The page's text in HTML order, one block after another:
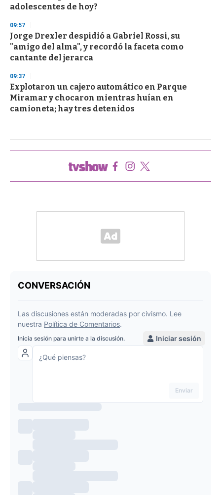
adolescentes de hoy?
09:57
Jorge Drexler despidió a Gabriel Rossi, su
"amigo del alma", y recordó la faceta como
cantante del jerarca
09:37
Explotaron un cajero automático en Parque
Miramar y chocaron mientras huían en
camioneta; hay tres detenidos